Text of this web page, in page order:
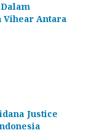
Vihear Antara
Justice